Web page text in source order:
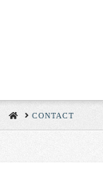
HOMECONTACT